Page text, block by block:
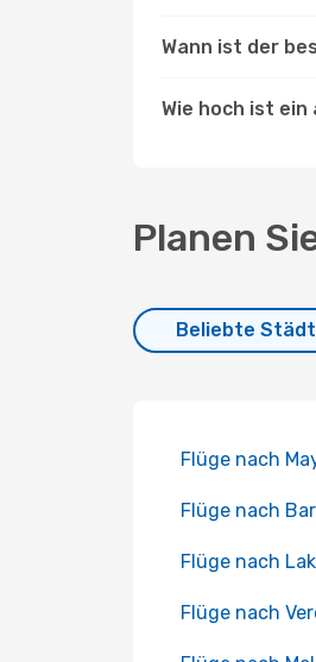
Wann ist der
Wie hoch ist
Planen
Beliebte
Flüge nach
Flüge nach
Flüge nach
Flüge nach